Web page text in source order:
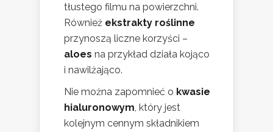
tłustego filmu na powierzchni.
Również ekstrakty roślinne
przynoszą liczne korzyści –
aloes na przykład działa kojąco
i nawilżająco.
Nie można zapomnieć o kwasie
hialuronowym , który jest
kolejnym cennym składnikiem